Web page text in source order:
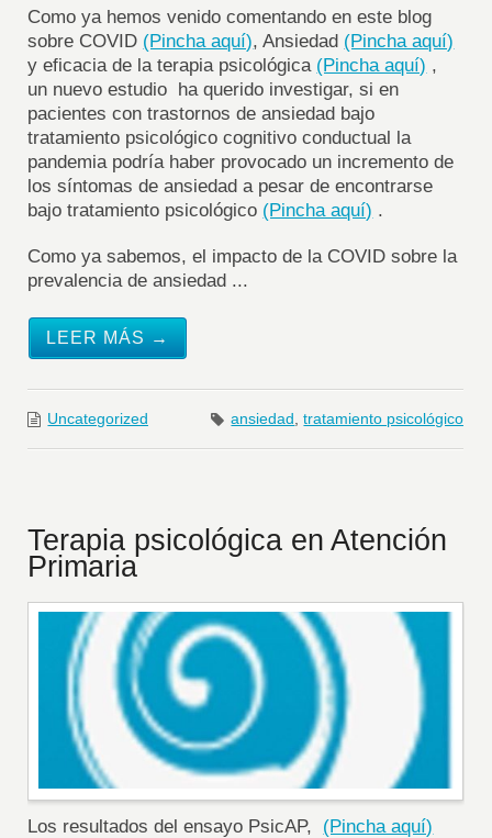
Como ya hemos venido comentando en este blog
sobre COVID (Pincha aquí), Ansiedad (Pincha aquí)
y eficacia de la terapia psicológica (Pincha aquí) ,
un nuevo estudio ha querido investigar, si en
pacientes con trastornos de ansiedad bajo
tratamiento psicológico cognitivo conductual la
pandemia podría haber provocado un incremento de
los síntomas de ansiedad a pesar de encontrarse
bajo tratamiento psicológico (Pincha aquí) .
Como ya sabemos, el impacto de la COVID sobre la
prevalencia de ansiedad ...
LEER MÁS →
Uncategorized ansiedad ,tratamiento psicológico
Terapia psicológica en Atención
Primaria
Los resultados del ensayo PsicAP, (Pincha aquí)